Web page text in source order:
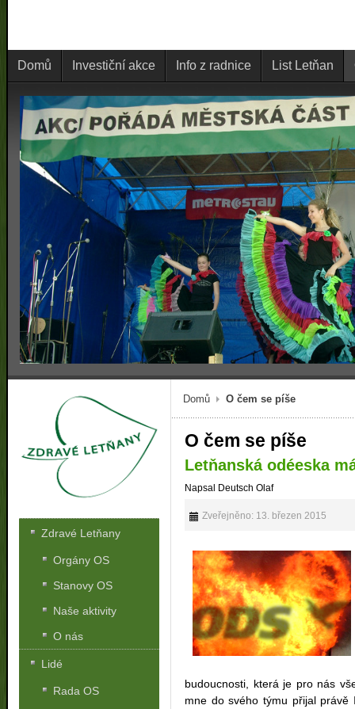
Domů Investiční akce Info z radnice List Letňan
Domů O čem se píše
O čem se píše
Letňanská odéeska
Napsal Deutsch Olaf
Zveřejněno: 13. březen 2015
budoucnosti, která je pro nás
mne do svého týmu přijal
Zdravé Letňany
Orgány OS
Stanovy OS
Naše aktivity
O nás
Lidé
Rada OS